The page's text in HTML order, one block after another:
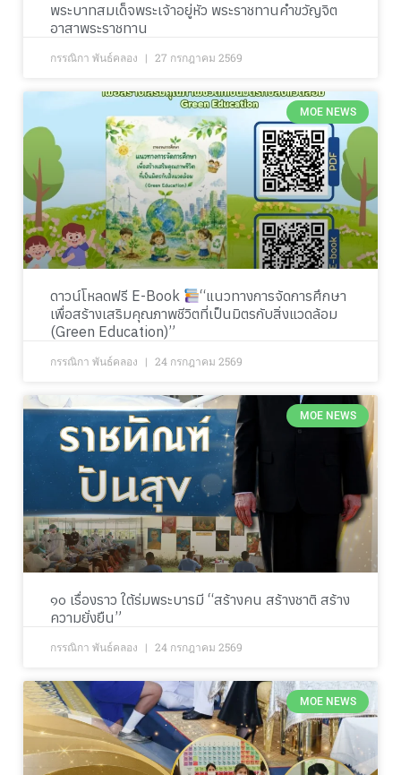
พระบาทสมเด็จพระเจ้าอยู่หัว พระราชทานคำขวัญจิต
อาสาพระราชทาน
กรรณิกา พันธ์คลอง 27 กรกฎาคม 2569
MOE NEWS
ดาวน์โหลดฟรี E-Book
“แนวทางการจัดการศึกษา
เพื่อสร้างเสริมคุณภาพชีวิตที่เป็นมิตรกับสิ่งแวดล้อม
(Green Education)”
กรรณิกา พันธ์คลอง 24 กรกฎาคม 2569
MOE NEWS
๑๐ เรื่องราว ใต้ร่มพระบารมี “สร้างคน สร้างชาติ สร้าง
ความยั่งยืน”
กรรณิกา พันธ์คลอง 24 กรกฎาคม 2569
MOE NEWS